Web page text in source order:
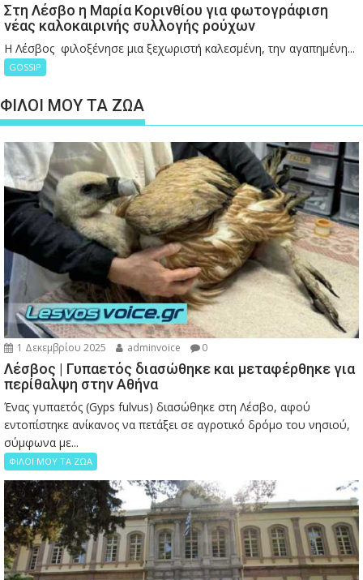
Στη Λέσβο η Μαρία Κορινθίου για φωτογράφιση
νέας καλοκαιρινής συλλογής ρούχων
Η Λέσβος φιλοξένησε μια ξεχωριστή καλεσμένη, την αγαπημένη...
GOSSIP
ΦΙΛΟΙ ΜΟΥ ΤΑ ΖΩΑ
1 Δεκεμβρίου 2025 adminvoice 0
Λέσβος | Γυπαετός διασώθηκε και μεταφέρθηκε για
περίθαλψη στην Αθήνα
Ένας γυπαετός (Gyps fulvus) διασώθηκε στη Λέσβο, αφού
εντοπίστηκε ανίκανος να πετάξει σε αγροτικό δρόμο του νησιού,
σύμφωνα με...
ΦΙΛΟΙ ΜΟΥ ΤΑ ΖΩΑ